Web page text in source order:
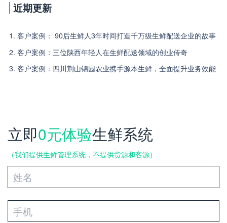
近期更新
1. 客户案例： 90后生鲜人3年时间打造千万级生鲜配送企业的故事
2. 客户案例：三位陕西年轻人在生鲜配送领域的创业传奇
3. 客户案例：四川荆山锦园农业携手源本生鲜，全面提升业务效能
立即0元体验生鲜系统
（我们提供生鲜管理系统，不提供货源和客源）